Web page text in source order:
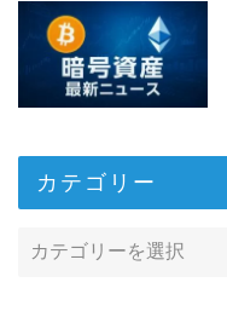
カテゴリー